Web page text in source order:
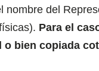
del
Para el
bien copiada